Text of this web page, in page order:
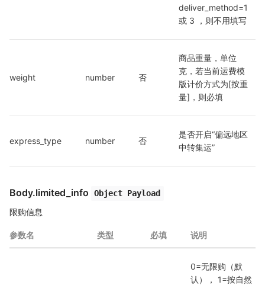
deliver_method=1
或 3 ，则不用填写
weight number 否
商品重量，单位
克，若当前运费模
版计价方式为[按重
量]，则必填
express_type number 否
是否开启“偏远地区
中转集运”
Body.limited_info Object Payload
限购信息
参数名 类型 必填 说明
0=无限购（默
认）， 1=按自然